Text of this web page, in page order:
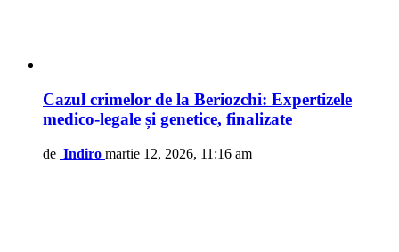
Cazul crimelor de la Beriozchi: Expertizele
medico-legale și genetice, finalizate
de Indiro martie 12, 2026, 11:16 am